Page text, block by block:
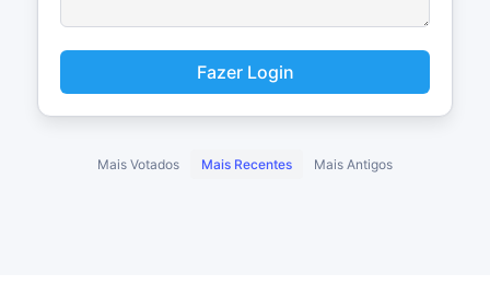
Fazer Login
Mais Votados Mais Recentes Mais Antigos